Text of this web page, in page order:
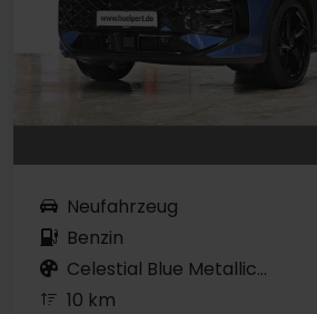
Neufahrzeug
Benzin
Celestial Blue Metallic...
10 km